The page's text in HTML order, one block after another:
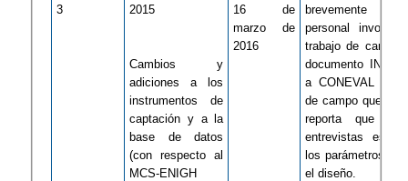
​3
2015
Cambios y
adiciones a los
instrumentos de
captación y a la
base de datos
(con respecto al
MCS-ENIGH
16 de
marzo de
2016
brevemente el
personal
trabajo de
documento INEGI
a CONEVAL que
de campo quedó
reporta que el
entrevistas está
los parámetros
el diseño.